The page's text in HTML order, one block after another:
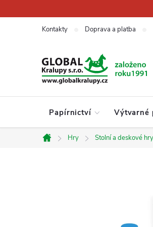
na
Kontakty Doprava a platba
Papírnictví Výtvarné
Domů
Hry Stolní a deskové hry